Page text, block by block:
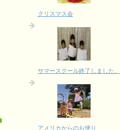
クリスマス会
サマースクール終了しました。
アメリカからのお便り